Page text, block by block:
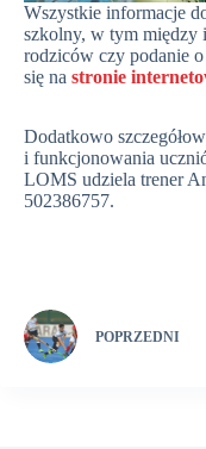
Wszystkie informacje
szkolny, w tym między
rodziców czy podanie
się na stronie
Dodatkowo
i funkcjonowania
LOMS udziela trener
502386757.
POPRZEDNI